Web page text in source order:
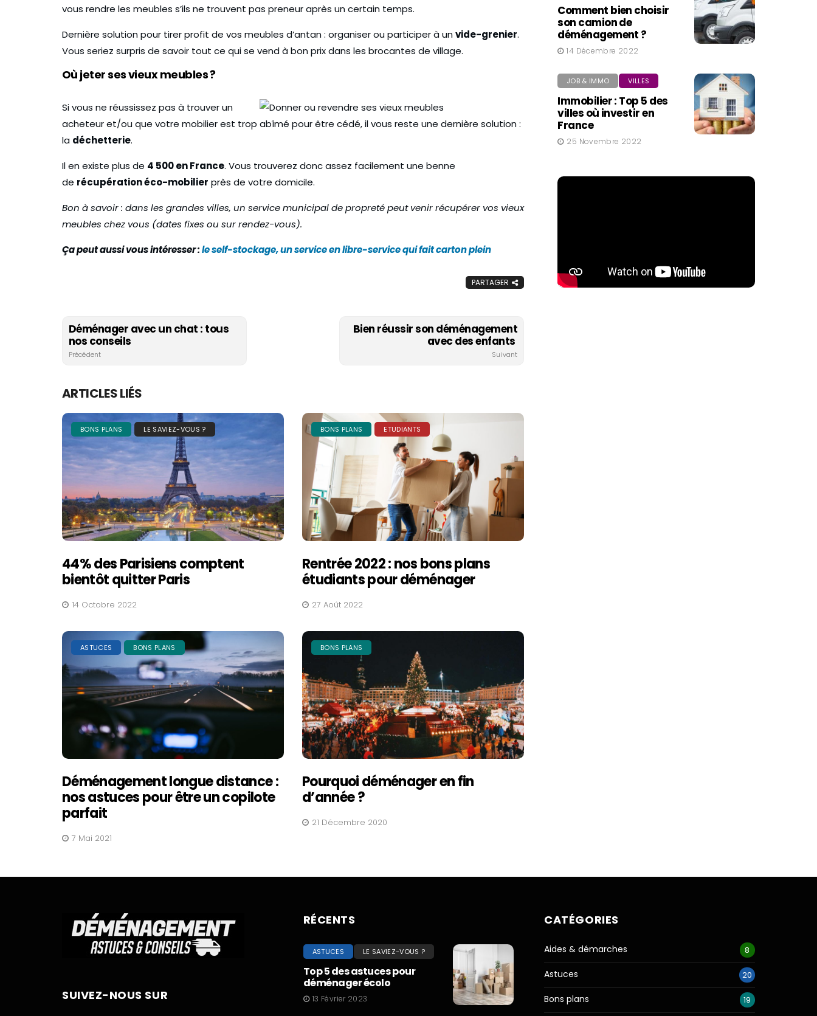
vous rendre les meubles s’ils ne trouvent pas preneur après un certain temps.
Dernière solution pour tirer profit de vos meubles d’antan : organiser ou participer à unvide-grenier.
Vous seriez surpris de savoir tout ce qui se vend à bon prix dans les brocantes de village.
Où jeter ses vieux meubles ?
Si vous ne réussissez pas à trouver un
acheteur et/ou que votre mobilier est trop abîmé pour être cédé, il vous reste une dernière solution :
la déchetterie.
Il en existe plus de 4 500 en France. Vous trouverez donc assez facilement une benne
de récupération éco-mobilier près de votre domicile.
Bon à savoir : dans les grandes villes, un service municipal de propreté peut venir récupérer vos vieux
meubles chez vous (dates fixes ou sur rendez-vous).
Çapeut aussi vous intéresser :le self-stockage, un service en libre-service qui fait carton plein
PARTAGER
Déménager avec un chat : tous
nos conseils
Précédent
Bien réussir son déménagement
avec des enfants
Suivant
ARTICLES LIÉS
BONS PLANS LE SAVIEZ-VOUS ?
44% des Parisiens comptent
bientôt quitter Paris
14 Octobre 2022
BONS PLANS ETUDIANTS
Rentrée 2022 : nos bons plans
étudiants pour déménager
27 Août 2022
ASTUCES BONS PLANS
Déménagement longue distance :
nos astuces pour être un copilote
parfait
7 Mai 2021
BONS PLANS
Pourquoi déménager en fin
d’année ?
21 Décembre 2020
Comment bien choisir
son camion de
déménagement ?
14 Décembre 2022
JOB & IMMO VILLES
Immobilier : Top 5 des
villes où investir en
France
25 Novembre 2022
SUIVEZ-NOUS SUR
RÉCENTS
ASTUCES LE SAVIEZ-VOUS ?
Top 5 des astuces pour
déménager écolo
13 Février 2023
CATÉGORIES
Aides & démarches 8
Astuces 20
Bons plans 19